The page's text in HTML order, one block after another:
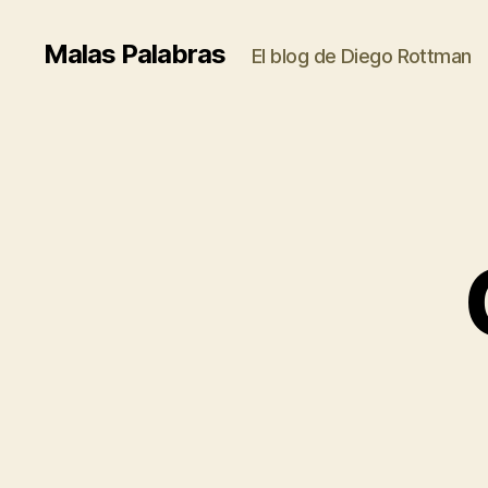
Malas Palabras El blog de Diego Rottman